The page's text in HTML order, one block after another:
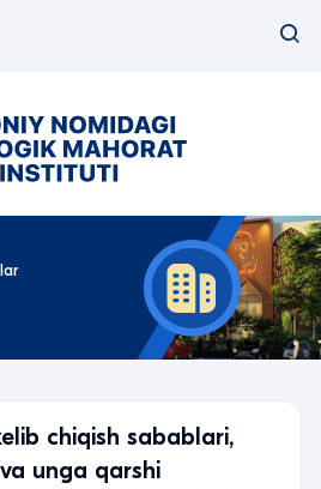
chiqish sabablari,
unga qarshi